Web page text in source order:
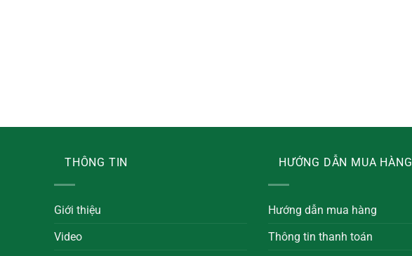
THÔNG TIN
Giới thiệu
Video
HƯỚNG DẪN MUA HÀNG
Hướng dẫn mua hàng
Thông tin thanh toán